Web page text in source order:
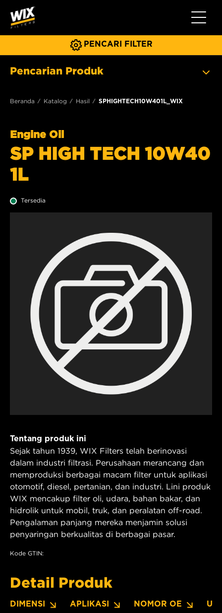
Beralih
PENCARI FILTER
Pencarian Produk
Beranda Katalog Hasil SPHIGHTECH10W401L_WIX
Engine Oil
SP HIGH TECH 10W40
1L
Tersedia
Tentang produk ini
Sejak tahun 1939, WIX Filters telah berinovasi
dalam industri filtrasi. Perusahaan merancang dan
memproduksi berbagai macam filter untuk aplikasi
otomotif, diesel, pertanian, dan industri. Lini produk
WIX mencakup filter oli, udara, bahan bakar, dan
hidrolik untuk mobil, truk, dan peralatan off-road.
Pengalaman panjang mereka menjamin solusi
penyaringan berkualitas di berbagai pasar.
Kode GTIN:
Detail Produk
DIMENSI APLIKASI NOMOR OE